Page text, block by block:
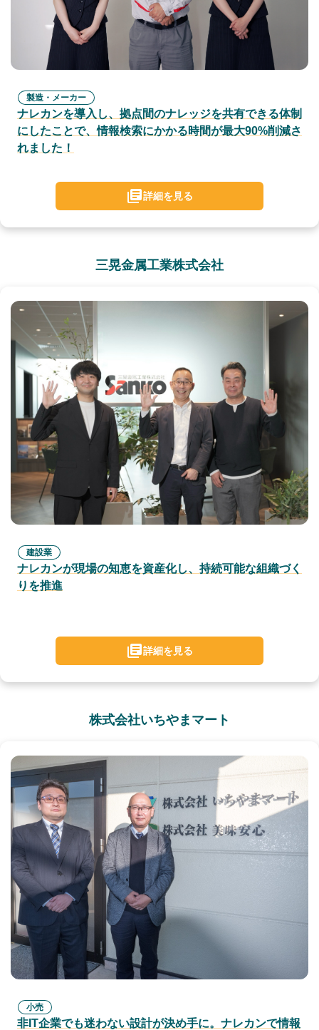
製造・メーカー
ナレカンを導入し、拠点間のナレッジを共有できる体制
にしたことで、情報検索にかかる時間が最大90%削減さ
れました！
詳細を見る
三晃金属工業株式会社
建設業
ナレカンが現場の知恵を資産化し、持続可能な組織づく
りを推進
詳細を見る
株式会社いちやまマート
小売
非IT企業でも迷わない設計が決め手に。ナレカンで情報